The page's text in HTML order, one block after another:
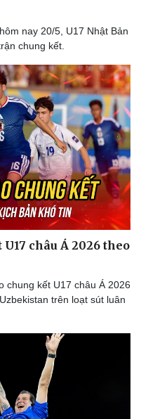
máy
vấn
nay 20/5, U17 Nhật Bản
chung kết.
châu Á 2026 theo
chung kết U17 châu Á 2026
trên loạt sút luân